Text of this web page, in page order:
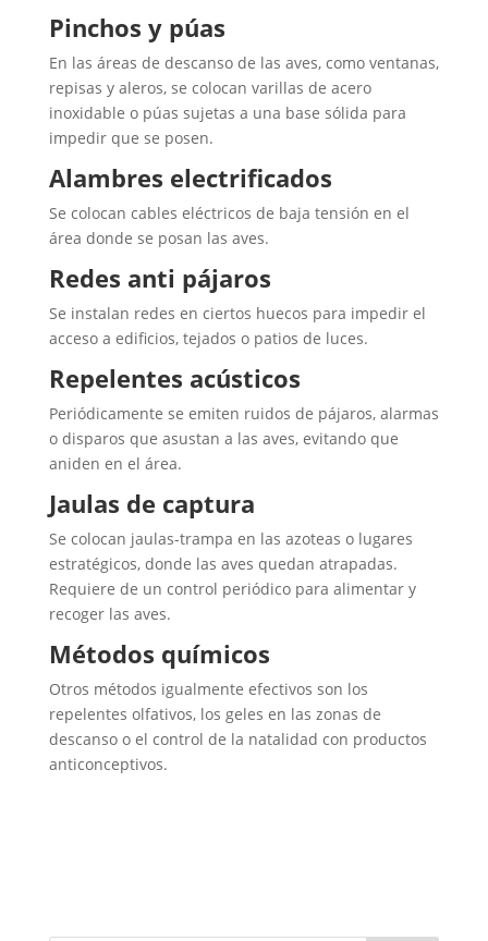
Pinchos y púas
En las áreas de descanso de las aves, como ventanas,
repisas y aleros, se colocan varillas de acero
inoxidable o púas sujetas a una base sólida para
impedir que se posen.
Alambres electrificados
Se colocan cables eléctricos de baja tensión en el
área donde se posan las aves.
Redes anti pájaros
Se instalan redes en ciertos huecos para impedir el
acceso a edificios, tejados o patios de luces.
Repelentes acústicos
Periódicamente se emiten ruidos de pájaros, alarmas
o disparos que asustan a las aves, evitando que
aniden en el área.
Jaulas de captura
Se colocan jaulas-trampa en las azoteas o lugares
estratégicos, donde las aves quedan atrapadas.
Requiere de un control periódico para alimentar y
recoger las aves.
Métodos químicos
Otros métodos igualmente efectivos son los
repelentes olfativos, los geles en las zonas de
descanso o el control de la natalidad con productos
anticonceptivos.